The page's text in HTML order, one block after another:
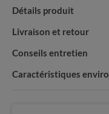
Détails produit
Livraison et retour
Conseils entretien
Caractéristiques